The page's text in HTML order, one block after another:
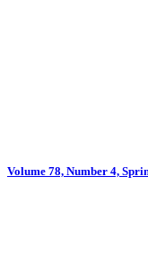
Volume 78, Number 4,